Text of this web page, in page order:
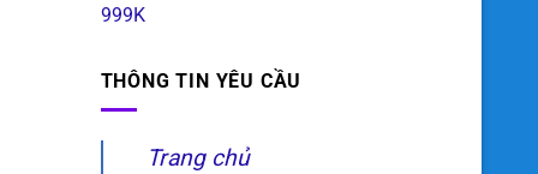
999K
THÔNG TIN YÊU CẦU
Trang chủ